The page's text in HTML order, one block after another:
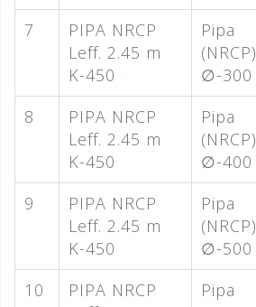
7
PIPA NRCP
Leff. 2.45 m
K-450
Pipa
(NRCP)
∅-300
8
PIPA NRCP
Leff. 2.45 m
K-450
Pipa
(NRCP)
∅-400
9
PIPA NRCP
Leff. 2.45 m
K-450
Pipa
(NRCP)
∅-500
10
PIPA NRCP
Pipa